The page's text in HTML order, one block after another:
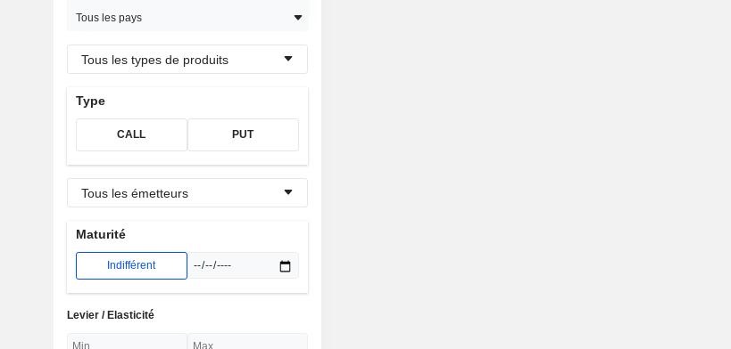
Tous les pays
Tous les types de produits
Type
CALL PUT
Tous les émetteurs
Maturité
Indifférent
Levier / Elasticité